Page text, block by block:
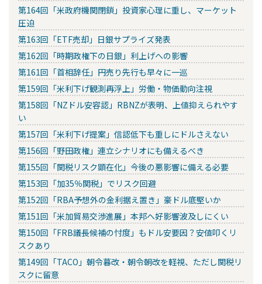
第164回「米政府機関閉鎖」投資家心理に重し、マーケット
圧迫
第163回「ETF売却」日銀サプライズ発表
第162回「時期政権下の日銀」利上げへの影響
第161回「首相辞任」円売り先行も早々に一巡
第159回「米利下げ観測再浮上」労働・物価動向注視
第158回「NZドル安容認」RBNZが表明、上値抑えられやす
い
第157回「米利下げ提案」信認低下も重しにドルさえない
第156回「野田政権」連立シナリオにも備えるべき
第155回「関税リスク顕在化」今後の悪影響に備える必要
第153回「加35％関税」でリスク回避
第152回「RBA予想外の金利据え置き」豪ドル底堅いか
第151回「米加貿易交渉進展」本邦へ好影響波及しにくい
第150回「FRB議長候補の忖度」もドル安要因？安値叩くリ
スクあり
第149回「TACO」朝令暮改・朝令朝改を軽視、ただし関税リ
スクに留意